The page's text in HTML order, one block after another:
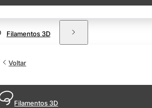
Filamentos 3D
Voltar
Filamentos 3D